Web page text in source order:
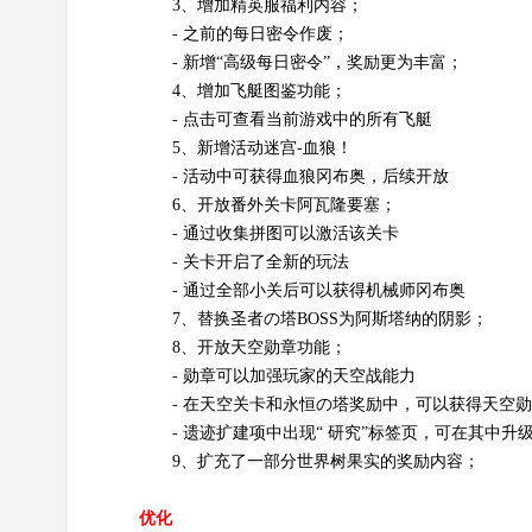
3、增加精英服福利内容；
- 之前的每日密令作废；
- 新增“高级每日密令”，奖励更为丰富；
4、增加飞艇图鉴功能；
- 点击可查看当前游戏中的所有飞艇
5、新增活动迷宫-血狼！
- 活动中可获得血狼冈布奥，后续开放
6、开放番外关卡阿瓦隆要塞；
- 通过收集拼图可以激活该关卡
- 关卡开启了全新的玩法
- 通过全部小关后可以获得机械师冈布奥
7、替换圣者の塔BOSS为阿斯塔纳的阴影；
8、开放天空勋章功能；
- 勋章可以加强玩家的天空战能力
- 在天空关卡和永恒の塔奖励中，可以获得天空
- 遗迹扩建项中出现“ 研究”标签页，可在其中升
9、扩充了一部分世界树果实的奖励内容；
优化